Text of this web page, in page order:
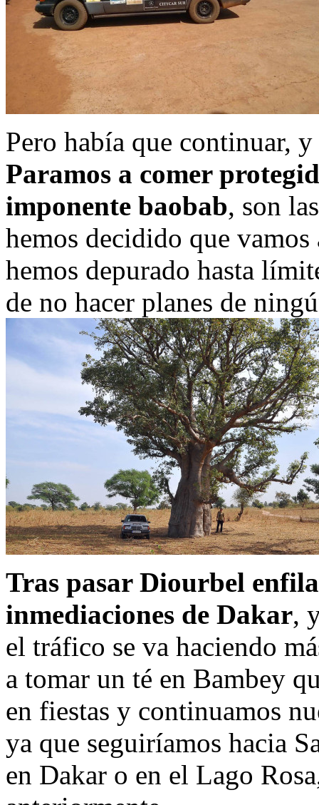
Pero había que continuar,
Paramos a comer
imponente baobab, son
hemos decidido que
hemos depurado hasta
de no hacer planes de
Tras pasar Diourbel
inmediaciones de Dakar,
el tráfico se va haciendo
a tomar un té en Bambey
en fiestas y continuamos
ya que seguiríamos hacia
en Dakar o en el Lago